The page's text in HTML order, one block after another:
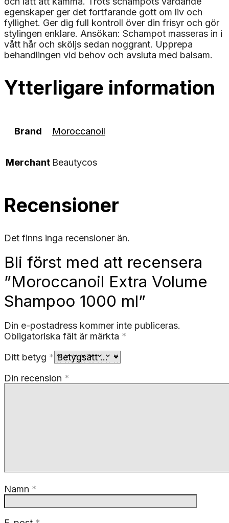
egenskaper ger det fortfarande gott om liv och
fyllighet. Ger dig full kontroll över din frisyr och gör
stylingen enklare. Ansökan: Schampot masseras in i
vått hår och sköljs sedan noggrant. Upprepa
behandlingen vid behov och avsluta med balsam.
Ytterligare information
Brand Moroccanoil
Merchant Beautycos
Recensioner
Det finns inga recensioner än.
Bli först med att recensera
”Moroccanoil Extra Volume
Shampoo 1000 ml”
Din e-postadress kommer inte publiceras.
Obligatoriska fält är märkta *
Ditt betyg *
Din recension *
Namn *